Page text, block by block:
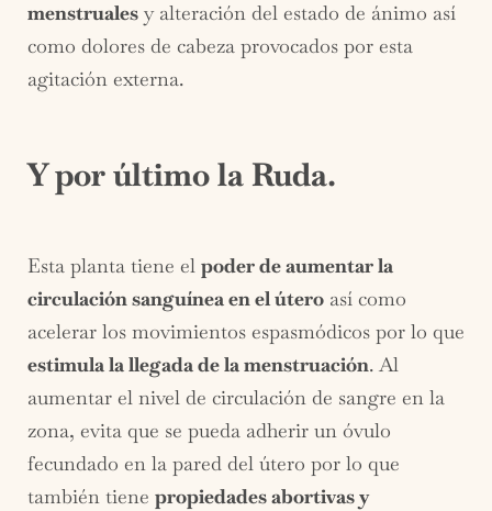
menstruales y alteración del estado de ánimo así
como dolores de cabeza provocados por esta
agitación externa.
Y por último la Ruda.
Esta planta tiene el poder de aumentar la
circulación sanguínea en el útero así como
acelerar los movimientos espasmódicos por lo que
estimula la llegada de la menstruación. Al
aumentar el nivel de circulación de sangre en la
zona, evita que se pueda adherir un óvulo
fecundado en la pared del útero por lo que
también tiene propiedades abortivas y